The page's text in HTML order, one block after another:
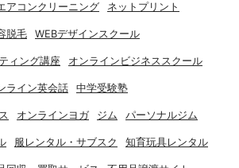
アコンクリーニング ネットプリント
脱毛 WEBデザインスクール
ィング講座 オンラインビジネススクール
ライン英会話 中学受験塾
オンラインヨガ ジム パーソナルジム
服レンタル・サブスク 知育玩具レンタル